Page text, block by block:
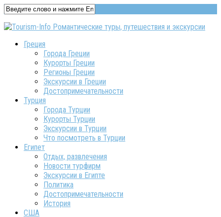
Греция
Города Греции
Курорты Греции
Регионы Греции
Экскурсии в Греции
Достопримечательности
Турция
Города Турции
Курорты Турции
Экскурсии в Турции
Что посмотреть в Турции
Египет
Отдых, развлечения
Новости турфирм
Экскурсии в Египте
Политика
Достопримечательности
История
США